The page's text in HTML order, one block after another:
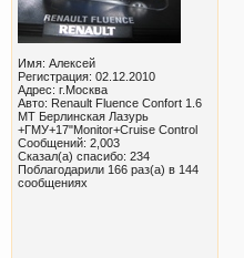
Имя: Алексей
Регистрация: 02.12.2010
Адрес: г.Москва
Авто: Renault Fluence Confort 1.6
MT Берлинская Лазурь
+ГМУ+17"Monitor+Cruise Control
Сообщений: 2,003
Сказал(а) спасибо: 234
Поблагодарили 166 раз(а) в 144
сообщениях